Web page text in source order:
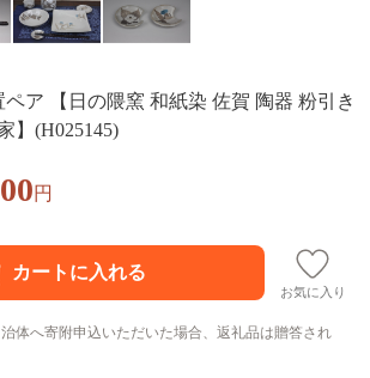
ア 【日の隈窯 和紙染 佐賀 陶器 粉引き
】(H025145)
円
お気に入り
体へ寄附申込いただいた場合、返礼品は贈答され